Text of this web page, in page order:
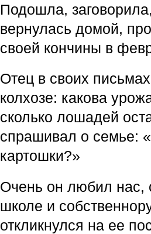
Подошла,
вернулась домой,
своей кончины в
Отец в своих
колхозе: какова
сколько лошадей
спрашивал о семье:
картошки?»
Очень он любил нас,
школе и
откликнулся на ее